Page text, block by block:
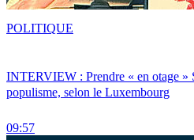
INTERVIEW : Prendre « en otage »
populisme, selon le Luxembourg
09:57
POLITIQUE